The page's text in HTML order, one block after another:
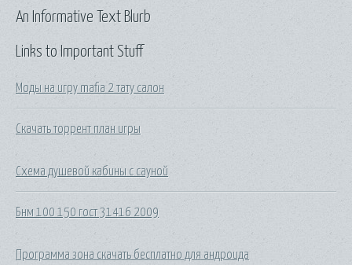
Links to Important Stuff
Моды на игру mafia 2 тату салон
Скачать торрент план игры
Схема душевой кабины с сауной
Бнм 100 150 гост 31416 2009
Программа зона скачать бесплатно для андроида
An Informative Text Blurb